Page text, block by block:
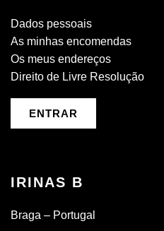
Dados pessoais
As minhas encomendas
Os meus endereços
Direito de Livre Resolução
ENTRAR
IRINAS B
Braga – Portugal